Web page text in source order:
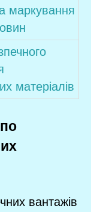
маркування
матеріалів
вантажів